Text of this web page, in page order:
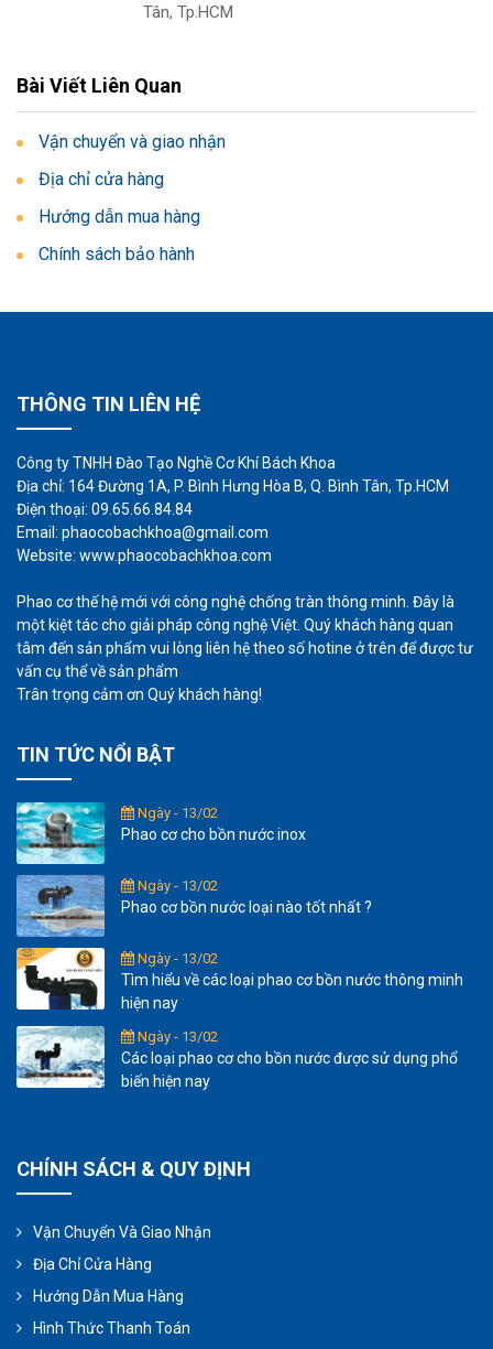
Tân, Tp.HCM
Bài Viết Liên Quan
Vận chuyển và giao nhận
Địa chỉ cửa hàng
Hướng dẫn mua hàng
Chính sách bảo hành
THÔNG TIN LIÊN HỆ
Công ty TNHH Đào Tạo Nghề Cơ Khí Bách Khoa
Địa chỉ: 164 Đường 1A, P. Bình Hưng Hòa B, Q. Bình Tân, Tp.HCM
Điện thoại: 09.65.66.84.84
Email: phaocobachkhoa@gmail.com
Website: www.phaocobachkhoa.com
Phao cơ thế hệ mới với công nghệ chống tràn thông minh. Đây là
một kiệt tác cho giải pháp công nghệ Việt. Quý khách hàng quan
tâm đến sản phẩm vui lòng liên hệ theo số hotine ở trên để được tư
vấn cụ thể về sản phẩm
Trân trọng cảm ơn Quý khách hàng!
TIN TỨC NỔI BẬT
Ngày - 13/02
Phao cơ cho bồn nước inox
Ngày - 13/02
Phao cơ bồn nước loại nào tốt nhất ?
Ngày - 13/02
Tìm hiểu về các loại phao cơ bồn nước thông minh
hiện nay
Ngày - 13/02
Các loại phao cơ cho bồn nước được sử dụng phổ
biến hiện nay
CHÍNH SÁCH & QUY ĐỊNH
Vận Chuyển Và Giao Nhận
Địa Chỉ Cửa Hàng
Hướng Dẫn Mua Hàng
Hình Thức Thanh Toán